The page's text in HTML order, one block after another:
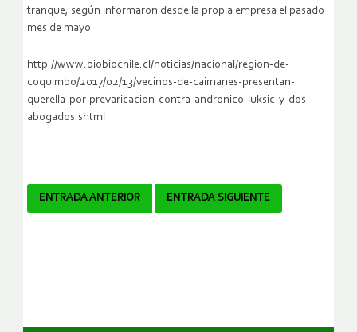
tranque, según informaron desde la propia empresa el pasado
mes de mayo.
http://www.biobiochile.cl/noticias/nacional/region-de-
coquimbo/2017/02/13/vecinos-de-caimanes-presentan-
querella-por-prevaricacion-contra-andronico-luksic-y-dos-
abogados.shtml
Navegador
ENTRADA ANTERIOR ENTRADA SIGUIENTE